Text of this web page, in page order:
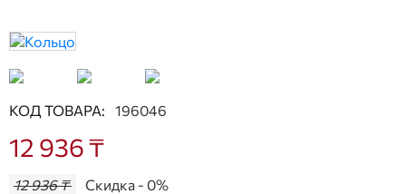
КОД ТОВАРА: 196046
12 936 ₸
12 936 ₸ Скидка - 0%